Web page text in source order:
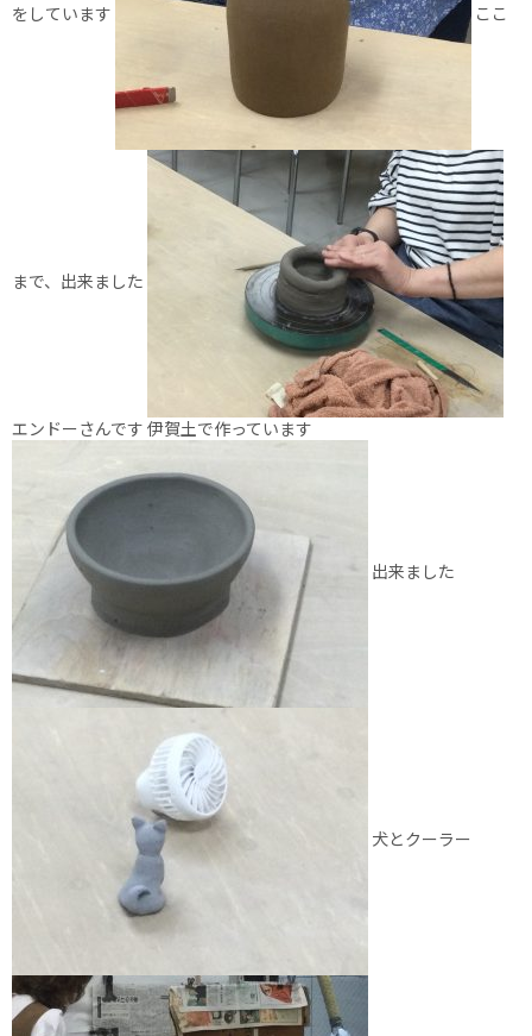
をしています ここ
まで、出来ました
エンドーさんです 伊賀土で作っています
出来ました
犬とクーラー